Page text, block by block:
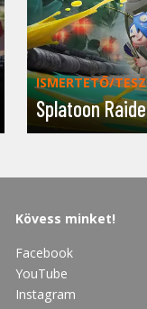
ISMERTETŐ/
Splatoon
Kövess minket!
Facebook
YouTube
Instagram